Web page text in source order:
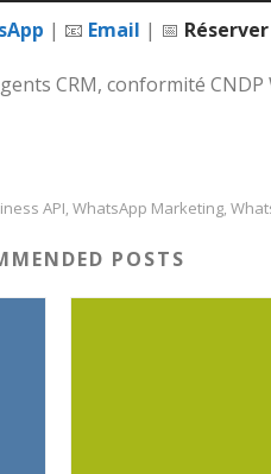
| 📧 Email | 📅
CRM, conformité
API, WhatsApp Marketing,
POSTS